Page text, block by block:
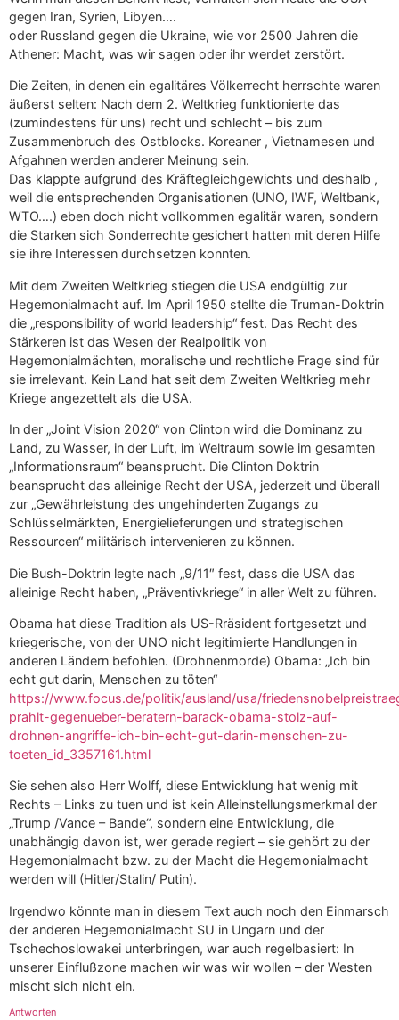
gegen Iran, Syrien, Libyen….
oder Russland gegen die Ukraine, wie vor 2500 Jahren die
Athener: Macht, was wir sagen oder ihr werdet zerstört.
Die Zeiten, in denen ein egalitäres Völkerrecht herrschte waren
äußerst selten: Nach dem 2. Weltkrieg funktionierte das
(zumindestens für uns) recht und schlecht – bis zum
Zusammenbruch des Ostblocks. Koreaner , Vietnamesen und
Afgahnen werden anderer Meinung sein.
Das klappte aufgrund des Kräftegleichgewichts und deshalb ,
weil die entsprechenden Organisationen (UNO, IWF, Weltbank,
WTO….) eben doch nicht vollkommen egalitär waren, sondern
die Starken sich Sonderrechte gesichert hatten mit deren Hilfe
sie ihre Interessen durchsetzen konnten.
Mit dem Zweiten Weltkrieg stiegen die USA endgültig zur
Hegemonialmacht auf. Im April 1950 stellte die Truman-Doktrin
die „responsibility of world leadership“ fest. Das Recht des
Stärkeren ist das Wesen der Realpolitik von
Hegemonialmächten, moralische und rechtliche Frage sind für
sie irrelevant. Kein Land hat seit dem Zweiten Weltkrieg mehr
Kriege angezettelt als die USA.
In der „Joint Vision 2020“ von Clinton wird die Dominanz zu
Land, zu Wasser, in der Luft, im Weltraum sowie im gesamten
„Informationsraum“ beansprucht. Die Clinton Doktrin
beansprucht das alleinige Recht der USA, jederzeit und überall
zur „Gewährleistung des ungehinderten Zugangs zu
Schlüsselmärkten, Energielieferungen und strategischen
Ressourcen“ militärisch intervenieren zu können.
Die Bush-Doktrin legte nach „9/11″ fest, dass die USA das
alleinige Recht haben, „Präventivkriege“ in aller Welt zu führen.
Obama hat diese Tradition als US-Rräsident fortgesetzt und
kriegerische, von der UNO nicht legitimierte Handlungen in
anderen Ländern befohlen. (Drohnenmorde) Obama: „Ich bin
echt gut darin, Menschen zu töten“
https://www.focus.de/politik/ausland/usa/
prahlt-gegenueber-beratern-barack-obama-stolz-auf-
drohnen-angriffe-ich-bin-echt-gut-darin-menschen-zu-
toeten_id_3357161.html
Sie sehen also Herr Wolff, diese Entwicklung hat wenig mit
Rechts – Links zu tuen und ist kein Alleinstellungsmerkmal der
„Trump /Vance – Bande“, sondern eine Entwicklung, die
unabhängig davon ist, wer gerade regiert – sie gehört zu der
Hegemonialmacht bzw. zu der Macht die Hegemonialmacht
werden will (Hitler/Stalin/ Putin).
Irgendwo könnte man in diesem Text auch noch den Einmarsch
der anderen Hegemonialmacht SU in Ungarn und der
Tschechoslowakei unterbringen, war auch regelbasiert: In
unserer Einflußzone machen wir was wir wollen – der Westen
mischt sich nicht ein.
Antworten